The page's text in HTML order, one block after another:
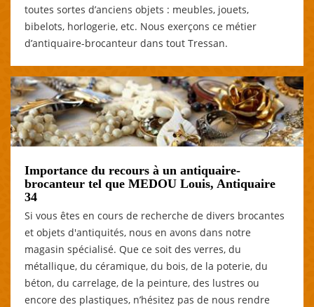
toutes sortes d’anciens objets : meubles, jouets,
bibelots, horlogerie, etc. Nous exerçons ce métier
d’antiquaire-brocanteur dans tout Tressan.
Importance du recours à un antiquaire-
brocanteur tel que MEDOU Louis, Antiquaire
34
Si vous êtes en cours de recherche de divers brocantes
et objets d'antiquités, nous en avons dans notre
magasin spécialisé. Que ce soit des verres, du
métallique, du céramique, du bois, de la poterie, du
béton, du carrelage, de la peinture, des lustres ou
encore des plastiques, n’hésitez pas de nous rendre